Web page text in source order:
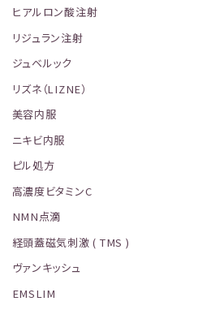
ヒアルロン酸注射
リジュラン注射
ジュベルック
リズネ（LIZNE）
美容内服
ニキビ内服
ピル処方
高濃度ビタミンC
NMN点滴
経頭蓋磁気刺激 ( TMS )
ヴァンキッシュ
EMSLIM